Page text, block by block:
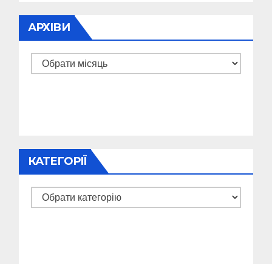
АРХІВИ
Архіви
КАТЕГОРІЇ
Категорії